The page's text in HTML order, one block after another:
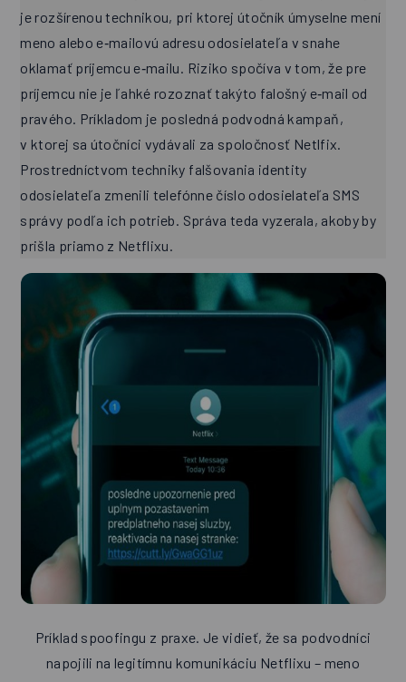
je rozšírenou technikou, pri ktorej útočník úmyselne mení
meno alebo e‑mailovú adresu odosielateľa v snahe
oklamať príjemcu e‑mailu. Riziko spočíva v tom, že pre
príjemcu nie je ľahké rozoznať takýto falošný e‑mail od
pravého. Príkladom je posledná podvodná kampaň,
v ktorej sa útočníci vydávali za spoločnosť Netlfix.
Prostredníctvom techniky falšovania identity
odosielateľa zmenili telefónne číslo odosielateľa SMS
správy podľa ich potrieb. Správa teda vyzerala, akoby by
prišla priamo z Netflixu.
Príklad spoofingu z praxe. Je vidieť, že sa podvodníci
napojili na legitímnu komunikáciu Netflixu – meno